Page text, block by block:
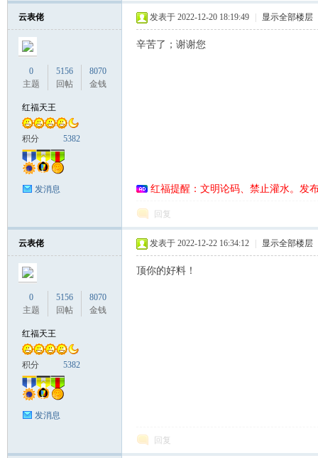
云表佬
0
主题
5156
回帖
8070
金钱
红福天王
积分 5382
发消息
发表于 2022-12-20 18:19:49 显示全部楼层
辛苦了；谢谢您
红福提醒：文明论码、禁止灌水。发
回复
云表佬
0
主题
5156
回帖
8070
金钱
红福天王
积分 5382
发消息
发表于 2022-12-22 16:34:12 显示全部楼层
顶你的好料！
回复